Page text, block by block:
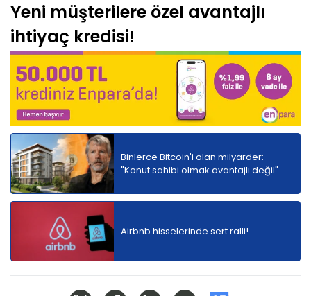
Yeni müşterilere özel avantajlı
ihtiyaç kredisi!
Binlerce Bitcoin'i olan milyarder:
"Konut sahibi olmak avantajlı değil"
Airbnb hisselerinde sert ralli!